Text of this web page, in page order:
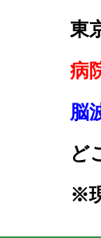
東
病
脳
ど
※